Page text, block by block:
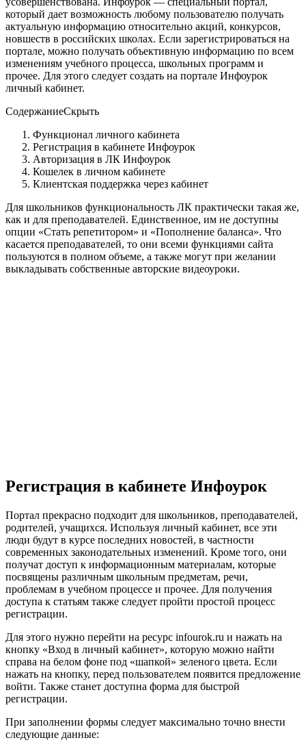
который дает возможность любому пользователю получать
актуальную информацию относительно акций, конкурсов,
новшеств в российских школах. Если зарегистрироваться на
портале, можно получать объективную информацию по всем
изменениям учебного процесса, школьных программ и
прочее. Для этого следует создать на портале Инфоурок
личный кабинет.
СодержаниеСкрыть
Функционал личного кабинета
Регистрация в кабинете Инфоурок
Авторизация в ЛК Инфоурок
Кошелек в личном кабинете
Клиентская поддержка через кабинет
Для школьников функциональность ЛК практически такая же,
как и для преподавателей. Единственное, им не доступны
опции «Стать репетитором» и «Пополнение баланса». Что
касается преподавателей, то они всеми функциями сайта
пользуются в полном объеме, а также могут при желании
выкладывать собственные авторские видеоуроки.
Регистрация в кабинете Инфоурок
Портал прекрасно подходит для школьников, преподавателей,
родителей, учащихся. Используя личный кабинет, все эти
люди будут в курсе последних новостей, в частности
современных законодательных изменений. Кроме того, они
получат доступ к информационным материалам, которые
посвящены различным школьным предметам, речи,
проблемам в учебном процессе и прочее. Для получения
доступа к статьям также следует пройти простой процесс
регистрации.
Для этого нужно перейти на ресурс infourok.ru и нажать на
кнопку «Вход в личный кабинет», которую можно найти
справа на белом фоне под «шапкой» зеленого цвета. Если
нажать на кнопку, перед пользователем появится предложение
войти. Также станет доступна форма для быстрой
регистрации.
При заполнении формы следует максимально точно внести
следующие данные: